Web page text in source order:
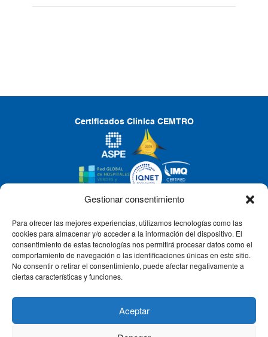
Gestionar consentimiento
Para ofrecer las mejores experiencias, utilizamos tecnologías como las
cookies para almacenar y/o acceder a la información del dispositivo. El
consentimiento de estas tecnologías nos permitirá procesar datos como el
comportamiento de navegación o las identificaciones únicas en este sitio.
No consentir o retirar el consentimiento, puede afectar negativamente a
ciertas características y funciones.
Aceptar
Certificados Clínica CEMTRO
CLÍNICA CEMTRO
QUIÉNES SOMOS